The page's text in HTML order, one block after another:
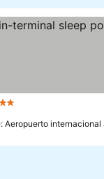
Estrellas
Aeropuerto